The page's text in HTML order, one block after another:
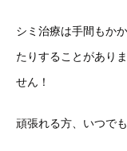
シミ治療は手間もか
たりすることがあり
せん！
頑張れる方、いつで